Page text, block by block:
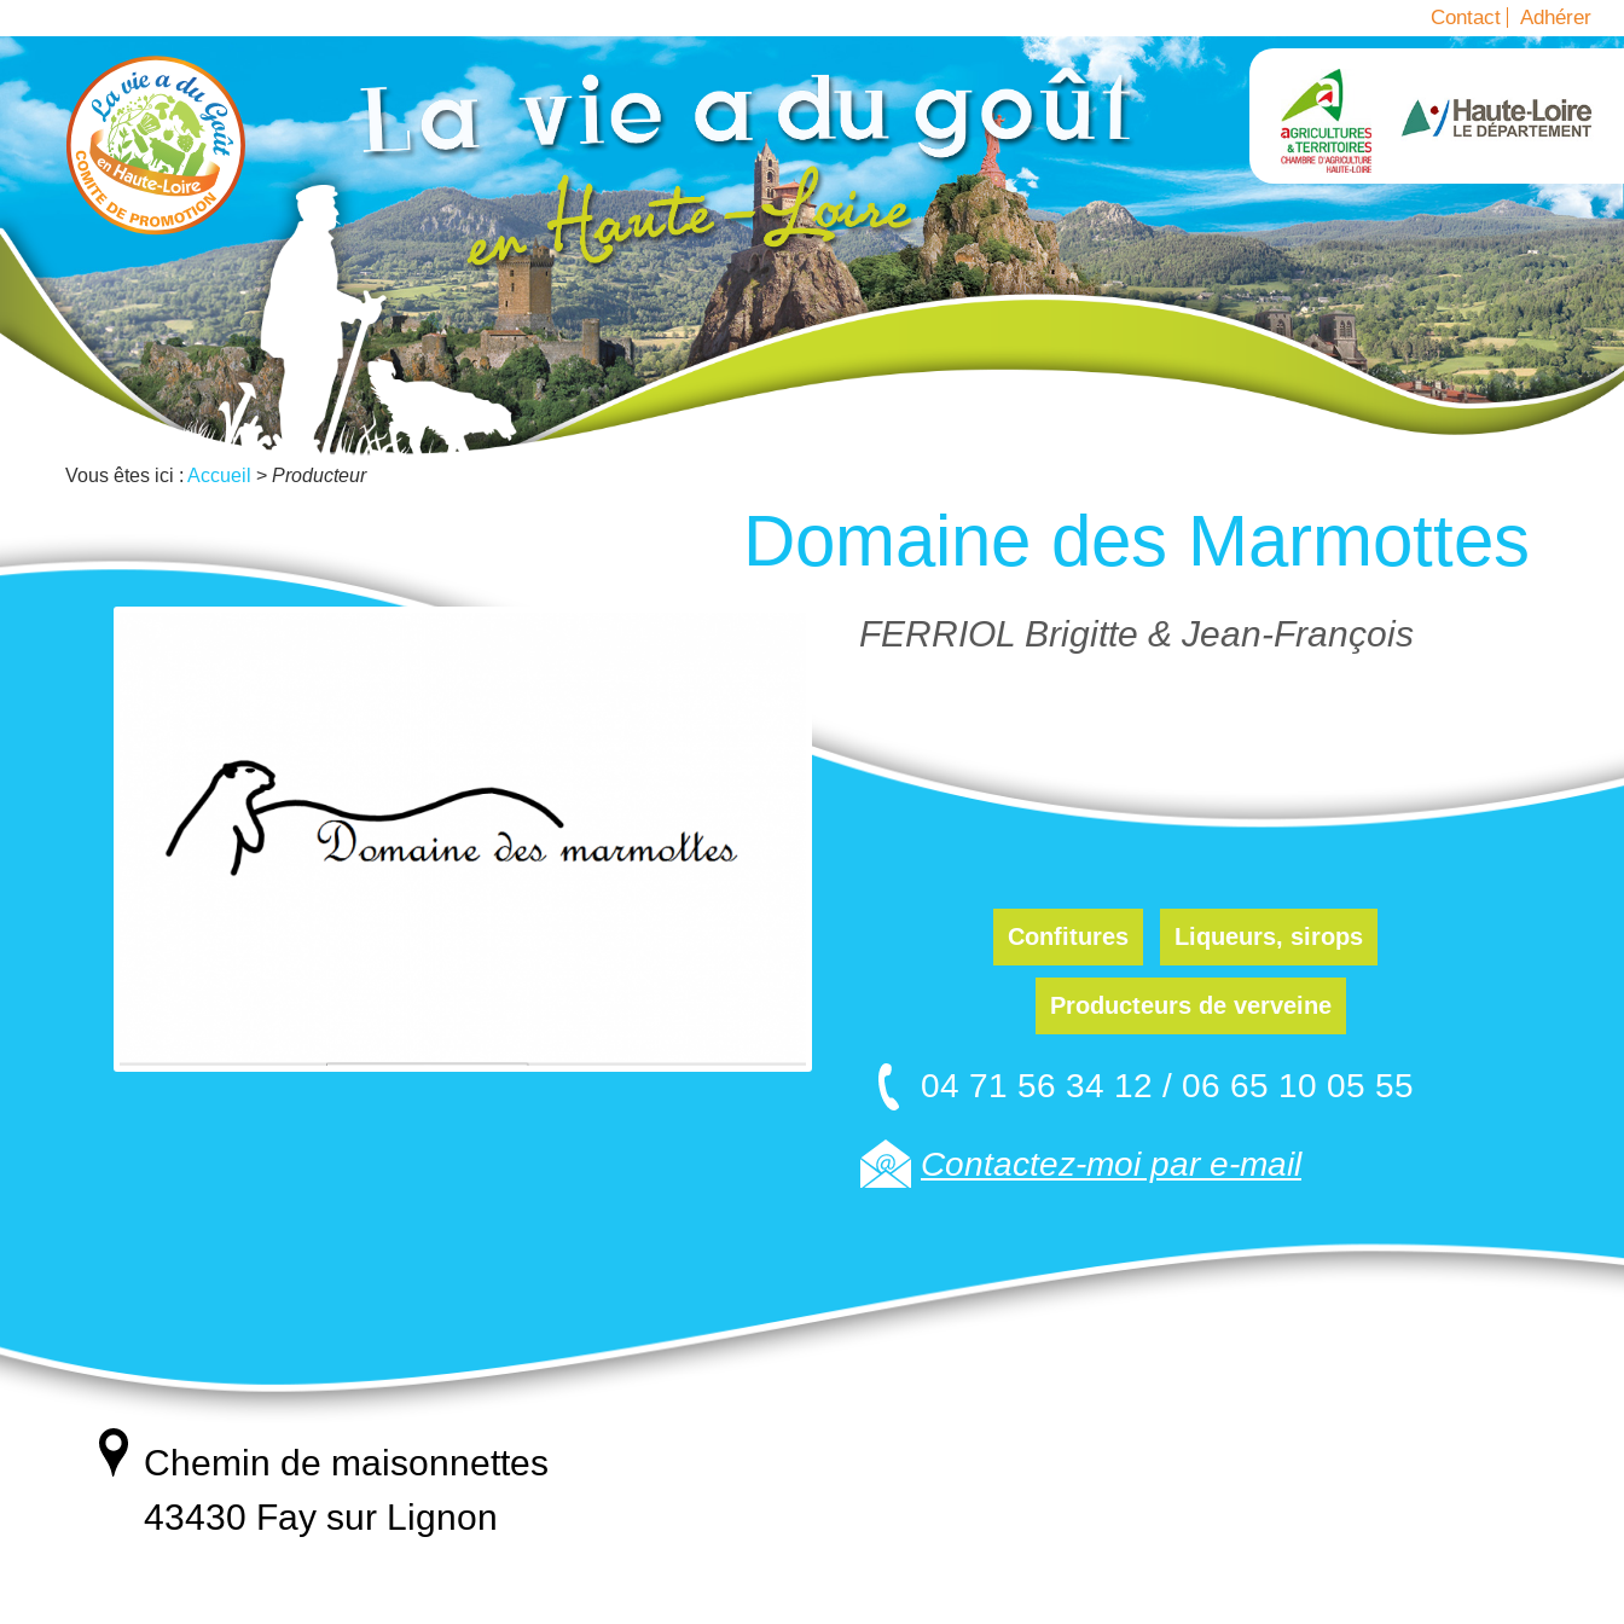
Contact Adhérer
Vous êtes ici : Accueil > Producteur
Domaine des Marmottes
FERRIOL Brigitte & Jean-François
Confitures Liqueurs, sirops
Producteurs de verveine
04 71 56 34 12 / 06 65 10 05 55
Contactez-moi par e-mail
Chemin de maisonnettes
43430 Fay sur Lignon